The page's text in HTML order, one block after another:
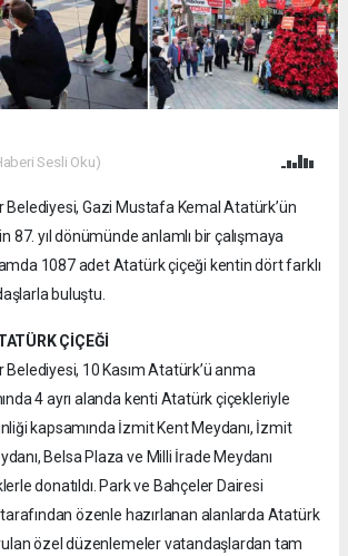
Sesli Oku)
Belediyesi, Gazi Mustafa Kemal Atatürk’ün
87. yıl dönümünde anlamlı bir çalışmaya
1087 adet Atatürk çiçeği kentin dört farklı
buluştu.
ÇİÇEĞİ
Belediyesi, 10 Kasım Atatürk’ü anma
4 ayrı alanda kenti Atatürk çiçekleriyle
kapsamında İzmit Kent Meydanı, İzmit
Belsa Plaza ve Milli İrade Meydanı
donatıldı. Park ve Bahçeler Dairesi
tarafından özenle hazırlanan alanlarda Atatürk
özel düzenlemeler vatandaşlardan tam